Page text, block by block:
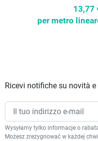
13,77
per metro
Ricevi notifiche su novità
Wysyłamy tylko informacje o
Możesz zrezygnować w każdej